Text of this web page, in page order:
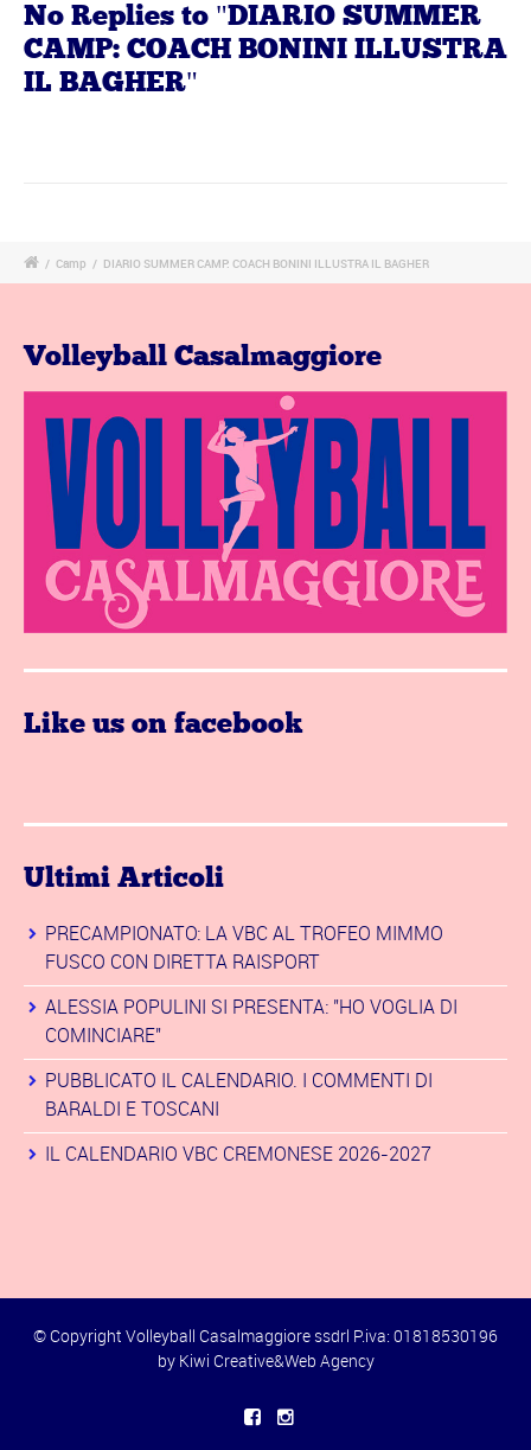
No Replies to "DIARIO SUMMER
CAMP: COACH BONINI ILLUSTRA
IL BAGHER"
/ Camp / DIARIO SUMMER CAMP: COACH BONINI ILLUSTRA IL BAGHER
Volleyball Casalmaggiore
Like us on facebook
Ultimi Articoli
PRECAMPIONATO: LA VBC AL TROFEO MIMMO
FUSCO CON DIRETTA RAISPORT
ALESSIA POPULINI SI PRESENTA: "HO VOGLIA DI
COMINCIARE"
PUBBLICATO IL CALENDARIO. I COMMENTI DI
BARALDI E TOSCANI
IL CALENDARIO VBC CREMONESE 2026-2027
© Copyright Volleyball Casalmaggiore ssdrl P.iva: 01818530196
by Kiwi Creative&Web Agency